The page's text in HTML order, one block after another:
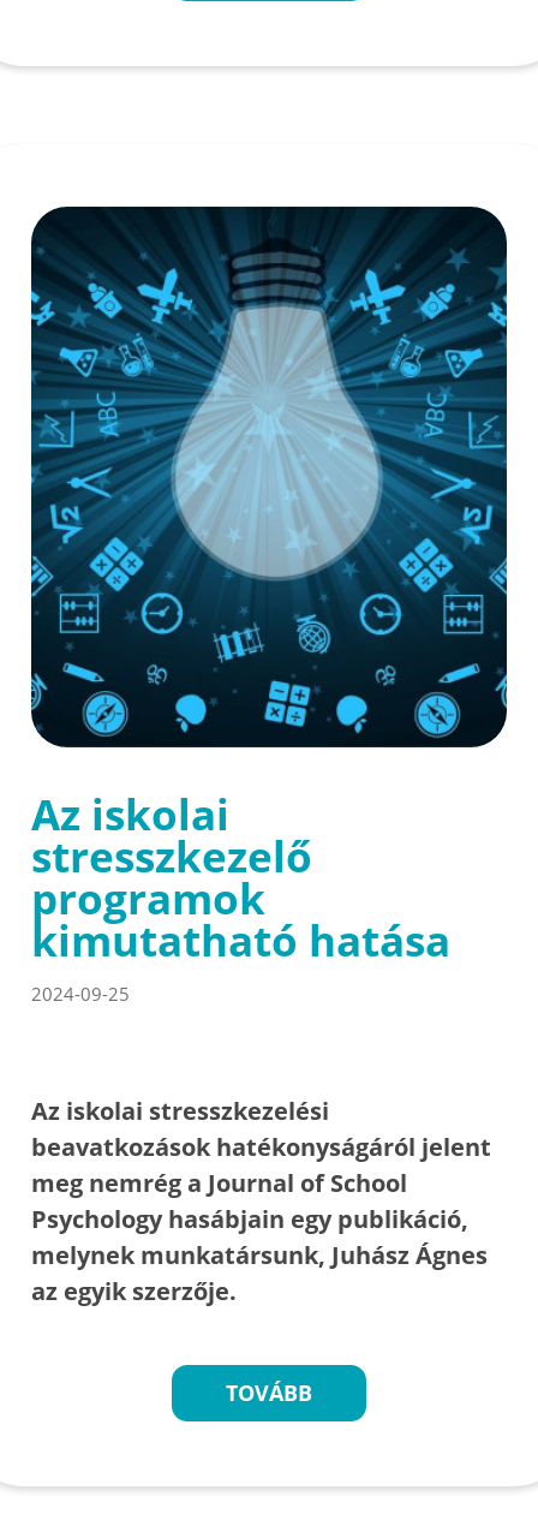
Az iskolai
stresszkezelő
programok
kimutatható hatása
2024-09-25
Az iskolai stresszkezelési
beavatkozások hatékonyságáról jelent
meg nemrég a Journal of School
Psychology hasábjain egy publikáció,
melynek munkatársunk, Juhász Ágnes
az egyik szerzője.
TOVÁBB